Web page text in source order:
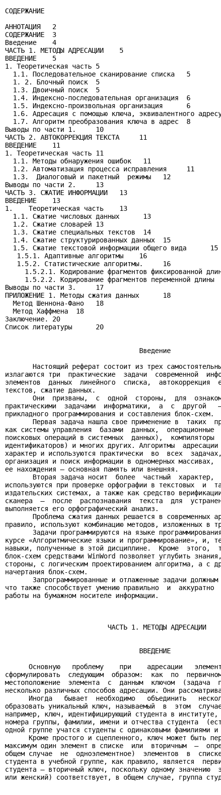
СОДЕРЖАНИЕ
АННОТАЦИЯ   2
СОДЕРЖАНИЕ  3
Введение    4
ЧАСТЬ 1. МЕТОДЫ АДРЕСАЦИИ    5
ВВЕДЕНИЕ    5
1. Теоретическая часть 5
  1.1. Последовательное сканирование списка   5
  1. 2. Блочный поиск  5
  1.3. Двоичный поиск  5
  1.4. Индексно-последовательная организация  6
  1.5. Индексно-произвольная организация      6
1.6. Адресация с помощью ключа, эквивалентного
  1.7. Алгоритм преобразования ключа в адрес  8
Выводы по части 1.     10
ЧАСТЬ 2. АВТОКОРРЕКЦИЯ ТЕКСТА     11
ВВЕДЕНИЕ    11
1. Теоретическая часть 11
  1.1. Методы обнаружения ошибок   11
  1.2. Автоматизация процесса исправления     11
  1.3.  Диалоговый и пакетный  режимы   12
Выводы по части 2.     13
ЧАСТЬ 3. СЖАТИЕ ИНФОРМАЦИИ   13
ВВЕДЕНИЕ    13
1.    Теоретическая часть    13
  1.1. Сжатие числовых данных      13
  1.2. Сжатие словарей 13
  1.3. Сжатие специальных текстов  14
  1.4. Сжатие структурированных данных  15
  1.5. Сжатие текстовой информации общего вида      15
   1.5.1. Адаптивные алгоритмы    16
   1.5.2. Статистические алгоритмы.     16
1.5.2.1. Кодирование фрагментов фиксированной
1.5.2.2. Кодирование фрагментов переменной длины
Выводы по части 3.     17
ПРИЛОЖЕНИЕ 1. Методы сжатия данных      18
  Метод Шеннона-Фано   18
  Метод Хаффмена  18
Заключение. 20
Список литературы      20
                                  Введение
Настоящий реферат состоит из трех
излагаются три  практические  задачи  современной
элементов  данных  линейного  списка,  автокоррекция
текстов, сжатие данных.
Они  призваны,  с  одной  стороны,  для
практическими  задачами  информатики,  а  с  другой
прикладного программирования и составления блок-схем.
Первая задача нашла свое применение в  таких
как системы управления  базами  данных,  операционные
поисковых операций в системных  данных),
идентификаторов) и многих других. Алгоритмы
характер и используются практически  во  всех
организация и поиск информации в одномерных
ее нахождения – основная память или внешняя.
Вторая задача носит  более  частный  характер,
используются при проверке орфографии в текстовых  и
издательских системах, а также как средство
сканера  –  после  распознавания  текста  для
выполняется его орфографический анализ.
Проблема сжатия данных решается в современных
правило, используют комбинацию методов, изложенных в
Задачи программируются на языке
курсе «Алгоритмические языки и программирование», и,
навыки, полученные в этой дисциплине.  Кроме  этого,
блок-схем средствами WinWord позволяет углубить
стороны, с логическим проектированием алгоритма, а с
начертания блок-схем.
Запрограммированные и отлаженные задачи
что также способствует умению правильно  и  аккуратно
работы на бумажном носителе информации.
                          ЧАСТЬ 1. МЕТОДЫ АДРЕСАЦИИ
                                  ВВЕДЕНИЕ
Основную   проблему    при    адресации
сформулировать  следующим  образом:  как  по
местоположение  элемента  с  данным  ключом  (задача
несколько различных способов адресации. Они
Иногда   бывает  необходимо   объединить
образовать уникальный ключ, называемый  в  этом
например, ключ, идентифицирующий студента в
номера группы, фамилии, имени и отчества студента
одной группе учатся студенты с одинаковыми фамилиями
Кроме простого и сцепленного, ключ может быть
максимум один элемент в списке  или  вторичным  –
общем случае  не  одноэлементное)  элементов  в
студента в учебной группе, как правило, является
студента – вторичный ключ, поскольку одному значению
или женский) соответствует, в общем случае, группа